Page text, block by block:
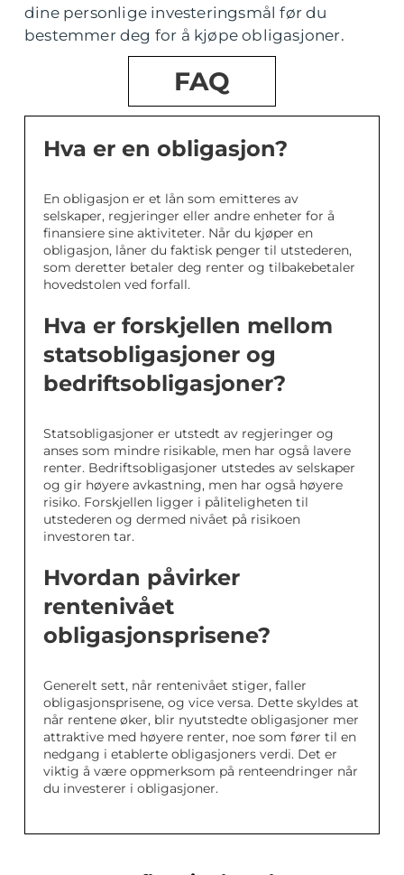
dine personlige investeringsmål før du
bestemmer deg for å kjøpe obligasjoner.
FAQ
Hva er en obligasjon?
En obligasjon er et lån som emitteres av
selskaper, regjeringer eller andre enheter for å
finansiere sine aktiviteter. Når du kjøper en
obligasjon, låner du faktisk penger til utstederen,
som deretter betaler deg renter og tilbakebetaler
hovedstolen ved forfall.
Hva er forskjellen mellom
statsobligasjoner og
bedriftsobligasjoner?
Statsobligasjoner er utstedt av regjeringer og
anses som mindre risikable, men har også lavere
renter. Bedriftsobligasjoner utstedes av selskaper
og gir høyere avkastning, men har også høyere
risiko. Forskjellen ligger i påliteligheten til
utstederen og dermed nivået på risikoen
investoren tar.
Hvordan påvirker
rentenivået
obligasjonsprisene?
Generelt sett, når rentenivået stiger, faller
obligasjonsprisene, og vice versa. Dette skyldes at
når rentene øker, blir nyutstedte obligasjoner mer
attraktive med høyere renter, noe som fører til en
nedgang i etablerte obligasjoners verdi. Det er
viktig å være oppmerksom på renteendringer når
du investerer i obligasjoner.